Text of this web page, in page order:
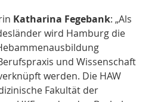
Katharina Fegebank: „Als
wird Hamburg die
und Wissenschaft
werden. Die HAW
Fakultät der